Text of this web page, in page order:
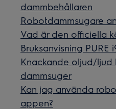
dammbehållaren
Robotdammsugare
Vad är den officiella
Bruksanvisning PURE
Knackande oljud/ljud
dammsuger
Kan jag använda
appen?